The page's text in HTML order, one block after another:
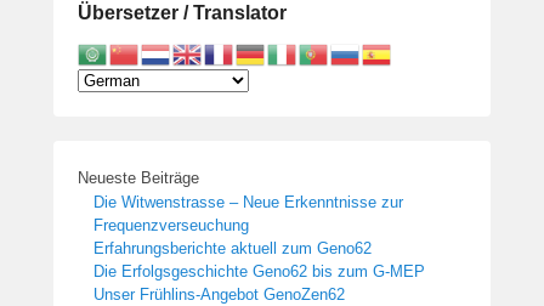
Übersetzer / Translator
Neueste Beiträge
Die Witwenstrasse – Neue Erkenntnisse zur
Frequenzverseuchung
Erfahrungsberichte aktuell zum Geno62
Die Erfolgsgeschichte Geno62 bis zum G-MEP
Unser Frühlins-Angebot GenoZen62